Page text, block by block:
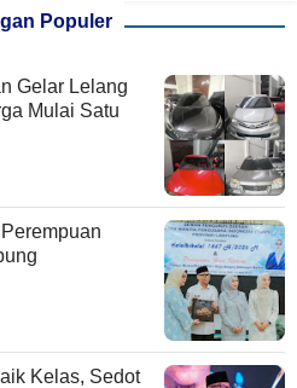
Populer
Gelar Lelang
Mulai Satu
Kelas, Sedot